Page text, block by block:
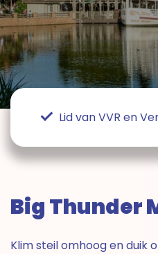
Lid van VVR en
Big Thunder
Klim steil omhoog en duik